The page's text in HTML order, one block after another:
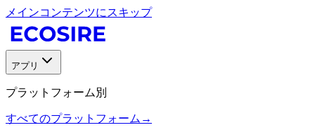
メインコンテンツにスキップ
アプリ
プラットフォーム別
すべてのプラットフォーム →